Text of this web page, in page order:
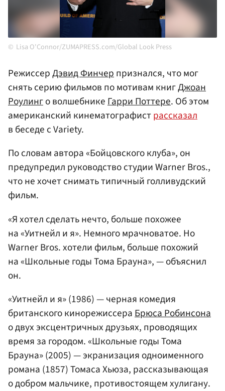
Lisa O'Connor/ZUMAPRESS.com/Global Look Press
РежиссерДэвид Финчерпризнался, что мог
снять серию фильмов по мотивам книгДжоан
Роулинго волшебникеГарри Поттере. Об этом
американский кинематографистрассказал
в беседе с Variety.
По словам автора «Бойцовского клуба», он
предупредил руководство студии Warner Bros.,
что не хочет снимать типичный голливудский
фильм.
«Я хотел сделать нечто, больше похожее
на «Уитнейл и я». Немного мрачноватое. Но
Warner Bros. хотели фильм, больше похожий
на «Школьные годы Тома Брауна», — объяснил
он.
«Уитнейл и я» (1986) — черная комедия
британского кинорежиссераБрюса Робинсона
о двух эксцентричных друзьях, проводящих
время за городом. «Школьные годы Тома
Брауна» (2005) — экранизация одноименного
романа (1857) Томаса Хьюза, рассказывающая
о добром мальчике, противостоящем хулигану.